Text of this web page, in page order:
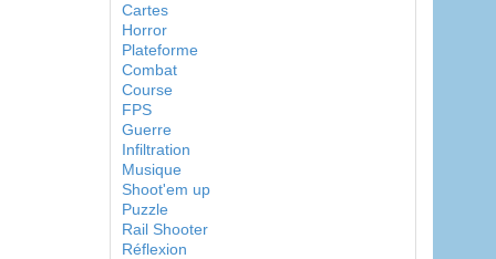
Cartes
Horror
Plateforme
Combat
Course
FPS
Guerre
Infiltration
Musique
Shoot'em up
Puzzle
Rail Shooter
Réflexion